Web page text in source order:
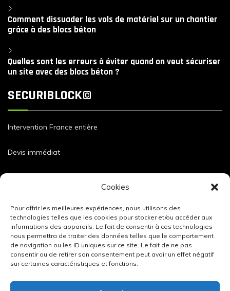
Cookies
Pour offrir les meilleures expériences, nous utilisons des
technologies telles que les cookies pour stocker et/ou accéder aux
informations des appareils. Le fait de consentir à ces technologies
nous permettra de traiter des données telles que le comportement
de navigation ou les ID uniques sur ce site. Le fait de ne pas
consentir ou de retirer son consentement peut avoir un effet négatif
sur certaines caractéristiques et fonctions.
Comment dissuader les vols de matériel sur un chantier
grâce à des blocs béton
Quelles sont les erreurs à éviter quand on veut sécuriser
un site avec des blocs béton ?
SECURIBLOCK©
Intervention France entière
Devis immédiat
Dimensions et caractéristiques de nos blocs